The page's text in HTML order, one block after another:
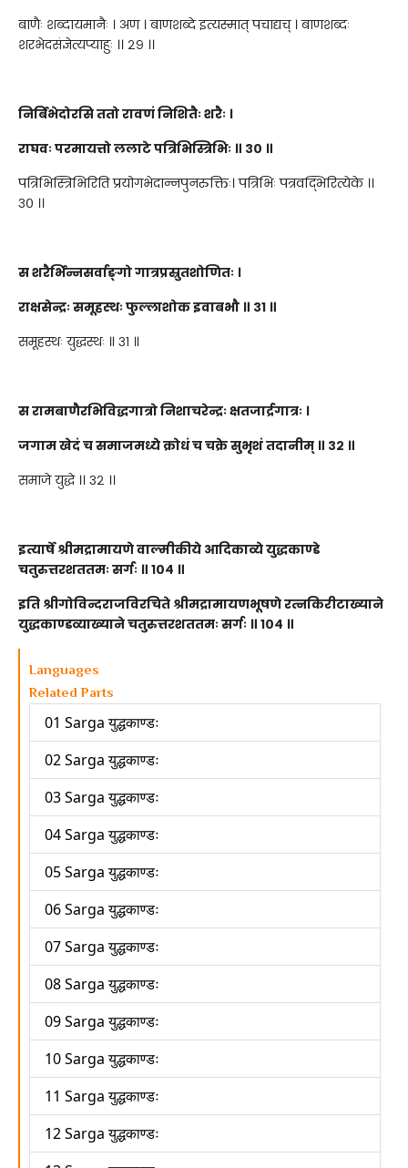
बाणैः शब्दायमानैः । अण । बाणशब्दे इत्यस्मात् पचाद्यच् । बाणशब्दः
शरभेदसंज्ञेत्यप्याहुः ।। २९ ।।
निर्बिभेदोरसि ततो रावणं निशितैः शरैः ।
राघवः परमायत्तो ललाटे पत्रिभिस्त्रिभिः ॥ ३० ॥
पत्रिभिस्त्रिभिरिति प्रयोगभेदान्नपुनरुक्तिः। पत्रिभिः पत्रवद्भिरित्येके ।।
३० ।।
स शरैर्भिन्नसर्वाङ्गो गात्रप्रस्रुतशोणितः ।
राक्षसेन्द्रः समूहस्थः फुल्लाशोक इवाबभौ ॥ ३१ ॥
समूहस्थः युद्धस्थः ॥ ३१ ॥
स रामबाणैरभिविद्धगात्रो निशाचरेन्द्रः क्षतजार्द्रगात्रः ।
जगाम खेदं च समाजमध्ये क्रोधं च चक्रे सुभृशं तदानीम् ॥ ३२ ॥
समाजे युद्धे ।। ३२ ।।
इत्यार्षे श्रीमद्रामायणे वाल्मीकीये आदिकाव्ये युद्धकाण्डे
चतुरुत्तरशततमः सर्गः ॥ १०४ ॥
इति श्रीगोविन्दराजविरचिते श्रीमद्रामायणभूषणे रत्नकिरीटाख्याने
युद्धकाण्डव्याख्याने चतुरुत्तरशततमः सर्गः ॥ १०४ ॥
Languages
Related Parts
01 Sarga युद्धकाण्डः
02 Sarga युद्धकाण्डः
03 Sarga युद्धकाण्डः
04 Sarga युद्धकाण्डः
05 Sarga युद्धकाण्डः
06 Sarga युद्धकाण्डः
07 Sarga युद्धकाण्डः
08 Sarga युद्धकाण्डः
09 Sarga युद्धकाण्डः
10 Sarga युद्धकाण्डः
11 Sarga युद्धकाण्डः
12 Sarga युद्धकाण्डः